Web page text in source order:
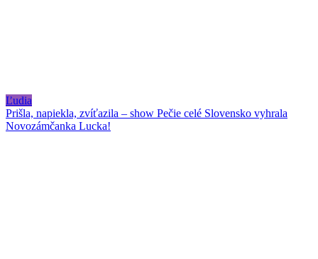
Ľudia
Prišla, napiekla, zvíťazila – show Pečie celé Slovensko vyhrala
Novozámčanka Lucka!